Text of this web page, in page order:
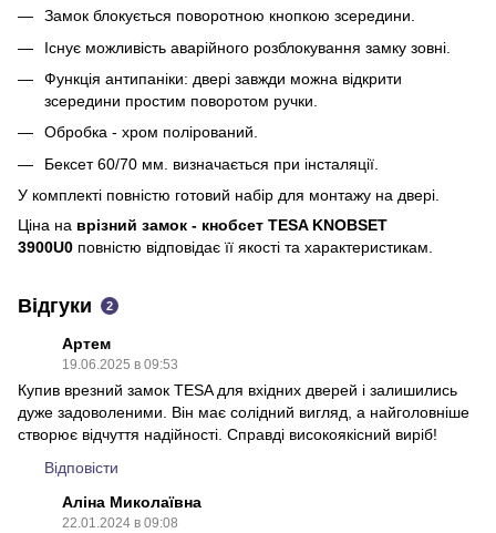
Замок блокується поворотною кнопкою зсередини.
Існує можливість аварійного розблокування замку зовні.
Функція антипаніки: двері завжди можна відкрити
зсередини простим поворотом ручки.
Обробка - хром полірований.
Бексет 60/70 мм. визначається при інсталяції.
У комплекті повністю готовий набір для монтажу на двері.
Ціна на врізний замок - кнобсет TESA KNOBSET
3900U0 повністю відповідає її якості та характеристикам.
Відгуки 2
Артем
19.06.2025 в 09:53
Купив врезний замок TESA для вхідних дверей і залишились
дуже задоволеними. Він має солідний вигляд, а найголовніше
створює відчуття надійності. Справді високоякісний виріб!
Відповісти
Аліна Миколаївна
22.01.2024 в 09:08